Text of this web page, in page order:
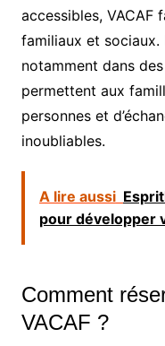
accessibles, VACAF
familiaux et sociaux.
notamment dans
permettent aux
personnes et
inoubliables.
A lire aussi
pour développer
Comment
VACAF ?